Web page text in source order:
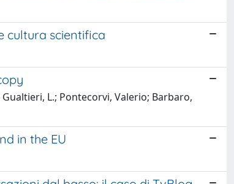
cultura scientifica
L.; Pontecorvi, Valerio; Barbaro,
in the EU